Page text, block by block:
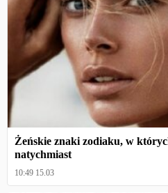
Żeńskie znaki zodiaku, w
natychmiast
10:49 15.03